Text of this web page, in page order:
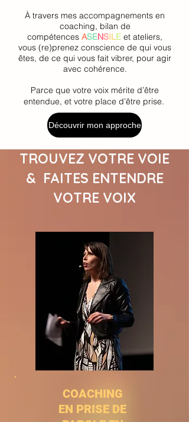
À travers mes accompagnements en
coaching, bilan de
compétences ASENSILE et ateliers,
vous (re)prenez conscience de qui vous
êtes, de ce qui vous fait vibrer, pour agir
avec cohérence.
Parce que votre voix mérite d’être
entendue, et votre place d’être prise.
Découvrir mon approche
TROUVEZ VOTRE VOIE
& FAITES ENTENDRE
VOTRE VOIX
COACHING
EN PRISE DE